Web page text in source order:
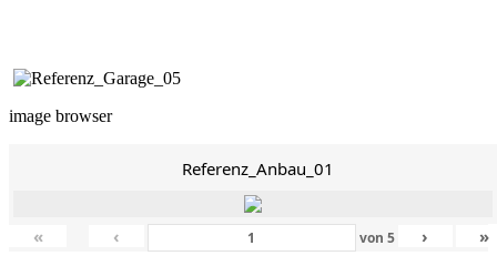
image browser
Referenz_Anbau_01
« ‹ von 5 › »